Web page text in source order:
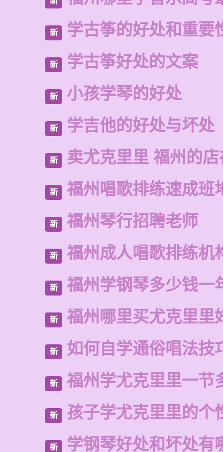
新 学古筝的好处和重要
新 学古筝好处的文案
新 小孩学琴的好处
新 学吉他的好处与坏处
新 卖尤克里里 福州的
新 福州唱歌排练速成班
新 福州琴行招聘老师
新 福州成人唱歌排练机
新 福州学钢琴多少钱一
新 福州哪里买尤克里里
新 如何自学通俗唱法技
新 福州学尤克里里一节
新 孩子学尤克里里的个
新 学钢琴好处和坏处有